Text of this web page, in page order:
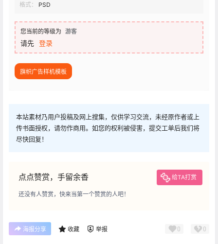
格式：
PSD
您当前的等级为 游客
请先 登录
旗帜广告样机模板
本站素材乃用户投稿及网上搜集，仅供学习交流，未经原作者或上
传书面授权，请勿作商用。如您的权利被侵害，提交工单后我们将
尽快回复！
点点赞赏，手留余香 给TA打赏
还没有人赞赏，快来当第一个赞赏的人吧！
海报分享 收藏 举报 0 0